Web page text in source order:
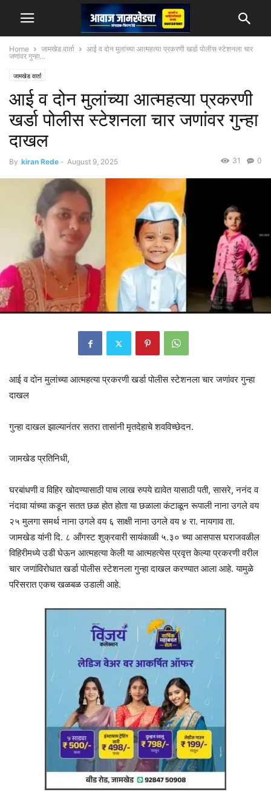
Home जामखेड वार्ता
आई व दोन मुलांच्या आत्महत्या प्रकरणी खर्डा पोलीस स्टेशनला चार
जणांवर गुन्हा...
जामखेड वार्ता
आई व दोन मुलांच्या आत्महत्या प्रकरणी
खर्डा पोलीस स्टेशनला चार जणांवर गुन्हा
दाखल
By kiran Rede - August 9, 2025 0
31
आई व दोन मुलांच्या आत्महत्या प्रकरणी खर्डा पोलीस स्टेशनला चार जणांवर गुन्हा
दाखल
गुन्हा दाखल झाल्यानंतर सतरा तासांनी मृतदेहाचे शवविच्छेदन.
जामखेड प्रतिनिधी,
घरबांधणी व विहिर खोदण्यासाठी पाच लाख रुपये द्यावेत यासाठी पती, सासरे, ननंद व
नंदावा यांच्या कडून सतत छळ होत होता या छळाला कंटाळून रूपाली नाना उगले वय
२५ मुलगा समर्थ नाना उगले वय ६ साक्षी नाना उगले वय ४ रा. नायगाव ता.
जामखेड यांनी दि. ८ आँगस्ट शुक्रवारी सायंकाळी ५.३० च्या आसपास घराजवळील
विहिरीमध्ये उडी घेऊन आत्महत्या केली या आत्महत्येस प्रवृत्त केल्या प्रकरणी वरील
चार जणांविरोधात खर्डा पोलीस स्टेशनला गुन्हा दाखल करण्यात आला आहे. यामुळे
परिसरात एकच खळबळ उडाली आहे.